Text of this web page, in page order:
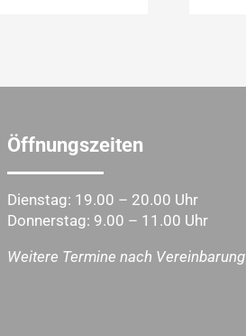
Öffnungszeiten
Dienstag: 19.00 – 20.00 Uhr
Donnerstag: 9.00 – 11.00 Uhr
Weitere Termine nach Vereinbarung